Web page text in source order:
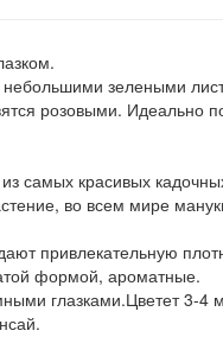
небольшими зелеными
розовыми. Идеально
самых красивых
во всем мире
привлекательную
формой, ароматные.
глазками.Цветет 3-4